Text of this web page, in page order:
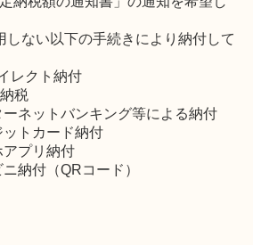
い以下の手続きにより納付して
レクト納付
バンキング等による納付
ットカード納付
リ納付
（QRコード）